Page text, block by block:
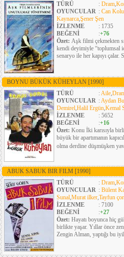
TÜRÜ
: Dram,
OYUNCULAR : Can
Kaynarca,Şener Şen
İZLENME
: 1735
BEĞENİ
:+76
Özet: Aşk filmi çekmekten
kendi deyimiyle “toplumsal
senaryo ile her kapıyı çalar.
BOYNU BÜKÜK KÜHEYLAN [1990]
TÜRÜ
:Aile,
OYUNCULAR :Aydan
Demirel,Halil Ergün,Kemal
İZLENME
: 5652
BEĞENİ
:+16
Özet: Konu İki karısıyla
büyük bir apartımanın
olma derdine düşmüşken
ABUK SABUK BIR FILM [1990]
TÜRÜ
: Dram,
OYUNCULAR : Bülent
Sunal,Murat ilker,Tayfun
İZLENME
: 7100
BEĞENİ
:+27
Özet: Hayatı boyunca hiç
birlikte yaşar. Yıllar önce
Zengin Alman, yaptığı bu